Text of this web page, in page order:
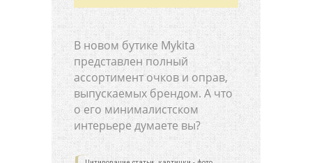
В новом бутике Mykita
представлен полный
ассортимент очков и оправ,
выпускаемых брендом. А что
о его минималистском
интерьере думаете вы?